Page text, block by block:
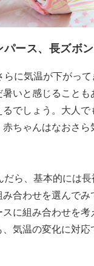
ース、長ズボ
らに気温が下がっ
暑いと感じることも
るでしょう。大人で
赤ちゃんはなおさら
だら、基本的には
合わせを選んでみ
スに組み合わせを考
気温の変化に対応